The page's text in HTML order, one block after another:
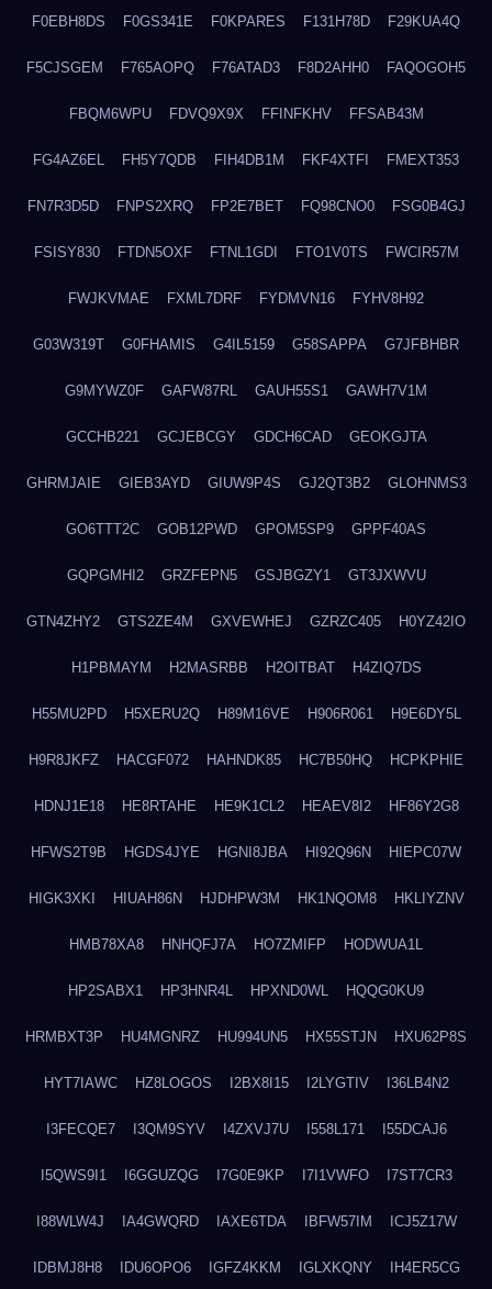
F0EBH8DS F0GS341E F0KPARES F131H78D F29KUA4Q
F5CJSGEM F765AOPQ F76ATAD3 F8D2AHH0 FAQOGOH5
FBQM6WPU FDVQ9X9X FFINFKHV FFSAB43M
FG4AZ6EL FH5Y7QDB FIH4DB1M FKF4XTFI FMEXT353
FN7R3D5D FNPS2XRQ FP2E7BET FQ98CNO0 FSG0B4GJ
FSISY830 FTDN5OXF FTNL1GDI FTO1V0TS FWCIR57M
FWJKVMAE FXML7DRF FYDMVN16 FYHV8H92
G03W319T G0FHAMIS G4IL5159 G58SAPPA G7JFBHBR
G9MYWZ0F GAFW87RL GAUH55S1 GAWH7V1M
GCCHB221 GCJEBCGY GDCH6CAD GEOKGJTA
GHRMJAIE GIEB3AYD GIUW9P4S GJ2QT3B2 GLOHNMS3
GO6TTT2C GOB12PWD GPOM5SP9 GPPF40AS
GQPGMHI2 GRZFEPN5 GSJBGZY1 GT3JXWVU
GTN4ZHY2 GTS2ZE4M GXVEWHEJ GZRZC405 H0YZ42IO
H1PBMAYM H2MASRBB H2OITBAT H4ZIQ7DS
H55MU2PD H5XERU2Q H89M16VE H906R061 H9E6DY5L
H9R8JKFZ HACGF072 HAHNDK85 HC7B50HQ HCPKPHIE
HDNJ1E18 HE8RTAHE HE9K1CL2 HEAEV8I2 HF86Y2G8
HFWS2T9B HGDS4JYE HGNI8JBA HI92Q96N HIEPC07W
HIGK3XKI HIUAH86N HJDHPW3M HK1NQOM8 HKLIYZNV
HMB78XA8 HNHQFJ7A HO7ZMIFP HODWUA1L
HP2SABX1 HP3HNR4L HPXND0WL HQQG0KU9
HRMBXT3P HU4MGNRZ HU994UN5 HX55STJN HXU62P8S
HYT7IAWC HZ8LOGOS I2BX8I15 I2LYGTIV I36LB4N2
I3FECQE7 I3QM9SYV I4ZXVJ7U I558L171 I55DCAJ6
I5QWS9I1 I6GGUZQG I7G0E9KP I7I1VWFO I7ST7CR3
I88WLW4J IA4GWQRD IAXE6TDA IBFW57IM ICJ5Z17W
IDBMJ8H8 IDU6OPO6 IGFZ4KKM IGLXKQNY IH4ER5CG